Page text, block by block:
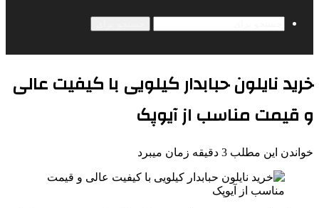
خرید نایلون حبابدار کیلویی با کیفیت عالی
و قیمت مناسب از آیوپک
خواندن این مطلب 3 دقیقه زمان میبرد